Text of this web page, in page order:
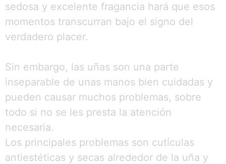
sedosa y excelente fragancia hará que esos
momentos transcurran bajo el signo del
verdadero placer.
Sin embargo, las uñas son una parte
inseparable de unas manos bien cuidadas y
pueden causar muchos problemas, sobre
todo si no se les presta la atención
necesaria.
Los principales problemas son cutículas
antiestéticas y secas alrededor de la uña y